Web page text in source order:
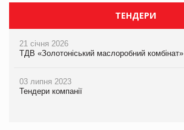
ТЕНДЕРИ
21 січня 2026
ТДВ «Золотоніський маслоробний комбінат»
03 липня 2023
Тендери компанії